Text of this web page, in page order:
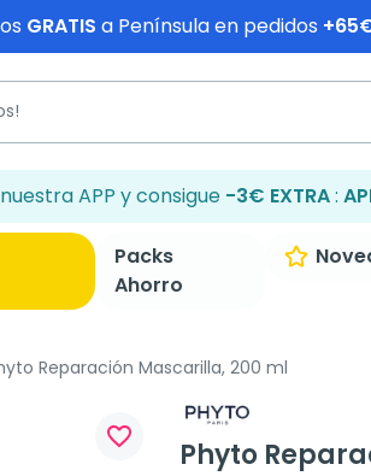
GRATIS a Península en pedidos
APP y consigue -3€ EXTRA:
Packs
Ahorro
Reparación Mascarilla, 200 ml
favorite_border
Phyto